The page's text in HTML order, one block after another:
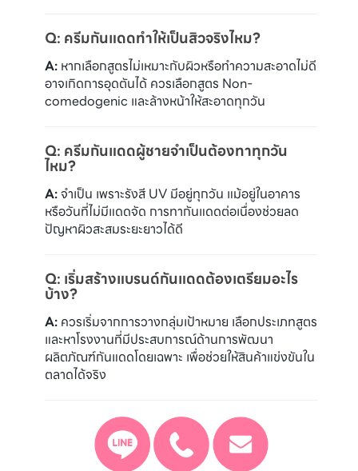
Q: ครีมกันแดดทำให้เป็นสิวจริงไหม?
A: หากเลือกสูตรไม่เหมาะกับผิวหรือทำความสะอาดไม่ดี
อาจเกิดการอุดตันได้ ควรเลือกสูตร Non-
comedogenic และล้างหน้าให้สะอาดทุกวัน
Q: ครีมกันแดดผู้ชายจำเป็นต้องทาทุกวัน
ไหม?
A:จำเป็น เพราะรังสี UV มีอยู่ทุกวัน แม้อยู่ในอาคาร
หรือวันที่ไม่มีแดดจัด การทากันแดดต่อเนื่องช่วยลด
ปัญหาผิวสะสมระยะยาวได้ดี
Q: เริ่มสร้างแบรนด์กันแดดต้องเตรียมอะไร
บ้าง?
A: ควรเริ่มจากการวางกลุ่มเป้าหมาย เลือกประเภทสูตร
และหาโรงงานที่มีประสบการณ์ด้านการพัฒนา
ผลิตภัณฑ์กันแดดโดยเฉพาะ เพื่อช่วยให้สินค้าแข่งขันใน
ตลาดได้จริง